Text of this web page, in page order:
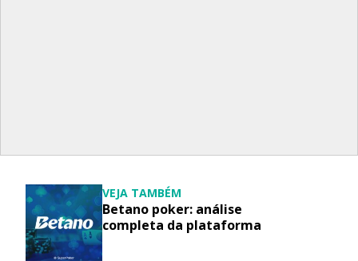
VEJA TAMBÉM
Betano poker: análise
completa da plataforma